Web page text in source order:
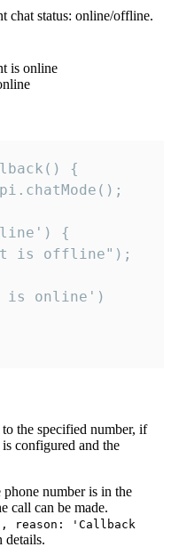
chat status: online/offline.
is online
{
{
is offline");
is online')
the specified number, if
configured and the
phone number is in the
call can be made.
'Callback
details.